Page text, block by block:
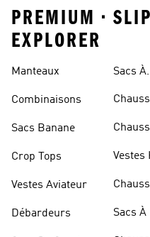
PREMIUM •
EXPLORER
Manteaux
Combinaisons
Sacs Banane
Crop Tops
Vestes Aviateur
Débardeurs
Sacs À
Vestes
Sacs